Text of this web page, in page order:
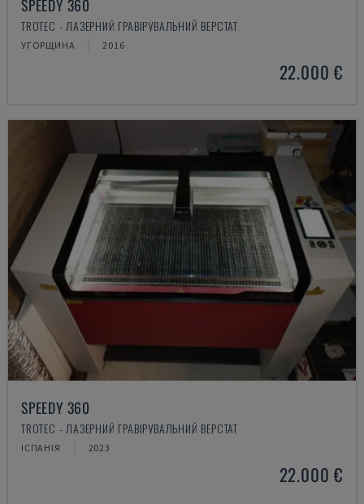
SPEEDY 360
TROTEC - ЛАЗЕРНИЙ ГРАВІРУВАЛЬНИЙ ВЕРСТАТ
УГОРЩИНА 2016
22.000 €
SPEEDY 360
TROTEC - ЛАЗЕРНИЙ ГРАВІРУВАЛЬНИЙ ВЕРСТАТ
ІСПАНІЯ 2023
22.000 €